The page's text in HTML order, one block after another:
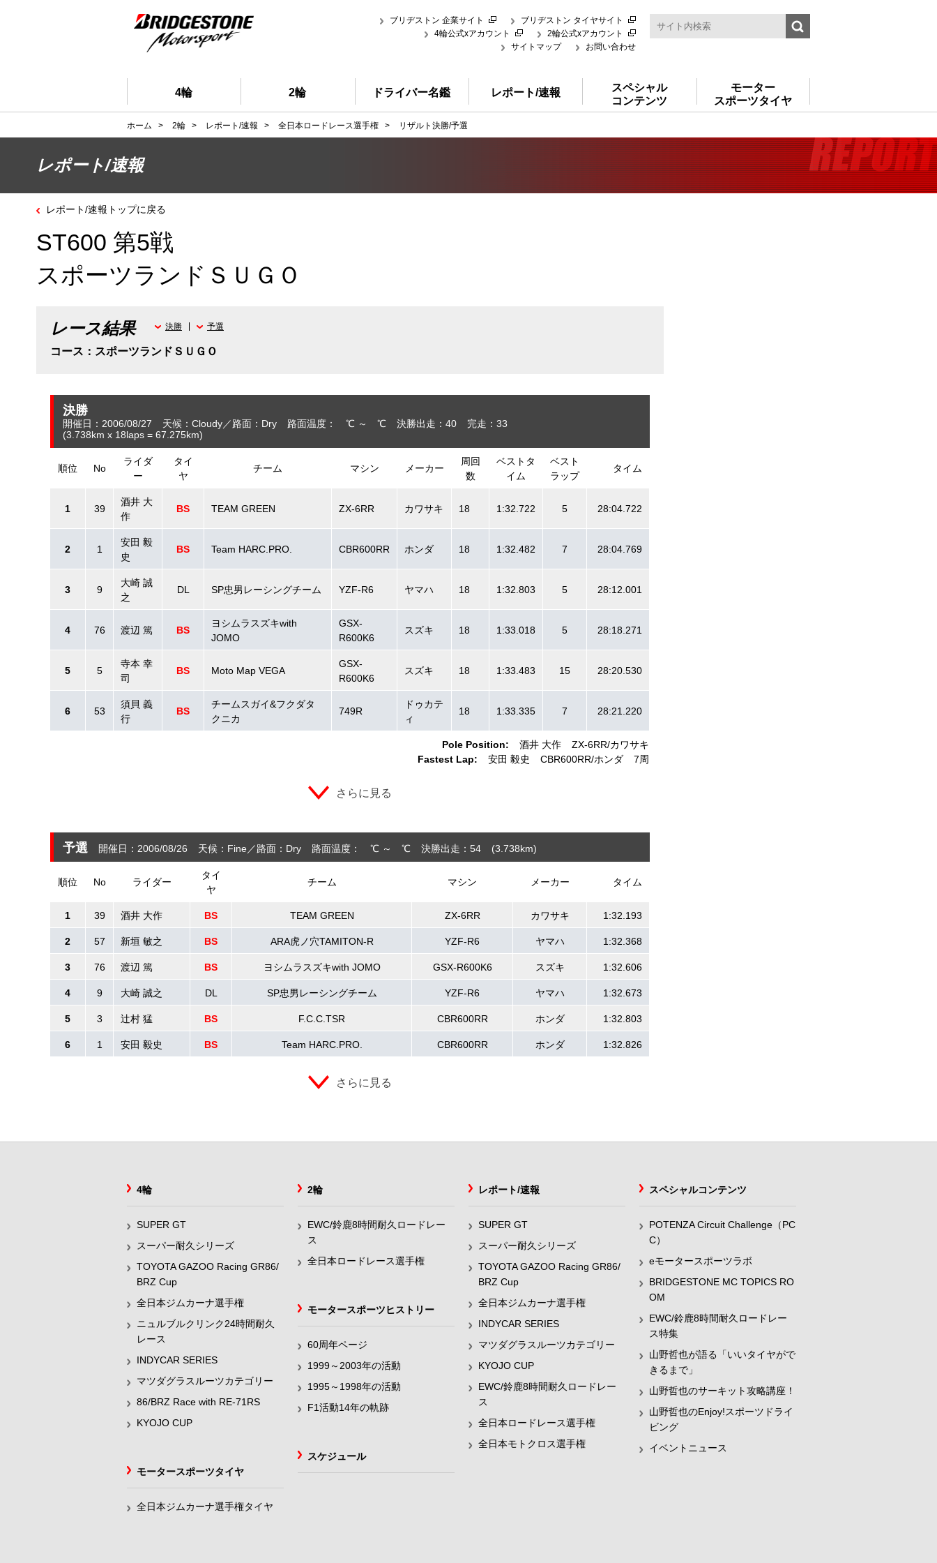
ブリヂストン 企業サイト
ブリヂストン タイヤサイト
4輪公式xアカウント
2輪公式xアカウント
サイトマップ
お問い合わせ
4輪 2輪 ドライバー名鑑 レポート/速報
スペシャル
コンテンツ
モーター
スポーツタイヤ
ホーム > 2輪 > レポート/速報 > 全日本ロードレース選手権 > リザルト決勝/予選
レポート/速報
レポート/速報トップに戻る
ST600 第5戦
スポーツランドＳＵＧＯ
レース結果
コース：スポーツランドＳＵＧＯ
決勝 予選
決勝
開催日：2006/08/27 天候：Cloudy 路面：Dry 路面温度： ℃ ～ ℃ 決勝出走：40
完走：33
(3.738km x 18laps = 67.275km)
順位 No
ライダ
ー
タイ
ヤ
チーム マシン メーカー
周回
数
ベストタ
イム
ベスト
ラップ
タイム
Pole Position: 酒井 大作 ZX-6RR カワサキ
Fastest Lap:
安田 毅史 CBR600RR ホンダ 7周
1 39
酒井 大
作
BS TEAM GREEN ZX-6RR カワサキ 18 1:32.722 5 28:04.722
2 1
安田 毅
史
BS Team HARC.PRO. CBR600RR ホンダ 18 1:32.482 7 28:04.769
3 9
大崎 誠
之
DL SP忠男レーシングチーム YZF-R6 ヤマハ 18 1:32.803 5 28:12.001
4 76 渡辺 篤 BS
ヨシムラスズキwith
JOMO
GSX-
R600K6
スズキ 18 1:33.018 5 28:18.271
5 5
寺本 幸
司
BS Moto Map VEGA
GSX-
R600K6
スズキ 18 1:33.483 15 28:20.530
6 53
須貝 義
行
BS
チームスガイ&フクダタ
クニカ
749R
ドゥカテ
ィ
18 1:33.335 7 28:21.220
さらに見る
予選 開催日：2006/08/26 天候：Fine 路面：Dry 路面温度： ℃ ～ ℃ 決勝出走：54 (3.738km)
順位 No ライダー
タイ
ヤ
チーム マシン メーカー タイム
1 39 酒井 大作 BS TEAM GREEN ZX-6RR カワサキ 1:32.193
2 57 新垣 敏之 BS ARA虎ノ穴TAMITON-R YZF-R6 ヤマハ 1:32.368
3 76 渡辺 篤 BS ヨシムラスズキwith JOMO GSX-R600K6 スズキ 1:32.606
4 9 大崎 誠之 DL SP忠男レーシングチーム YZF-R6 ヤマハ 1:32.673
5 3 辻村 猛 BS F.C.C.TSR CBR600RR ホンダ 1:32.803
6 1 安田 毅史 BS Team HARC.PRO. CBR600RR ホンダ 1:32.826
さらに見る
4輪
SUPER GT
スーパー耐久シリーズ
TOYOTA GAZOO Racing GR86/
BRZ Cup
全日本ジムカーナ選手権
ニュルブルクリンク24時間耐久
レース
INDYCAR SERIES
マツダグラスルーツカテゴリー
86/BRZ Race with RE-71RS
KYOJO CUP
2輪
EWC/鈴鹿8時間耐久ロードレー
ス
全日本ロードレース選手権
レポート/速報
SUPER GT
スーパー耐久シリーズ
TOYOTA GAZOO Racing GR86/
BRZ Cup
全日本ジムカーナ選手権
INDYCAR SERIES
マツダグラスルーツカテゴリー
KYOJO CUP
EWC/鈴鹿8時間耐久ロードレー
ス
全日本ロードレース選手権
全日本モトクロス選手権
スペシャルコンテンツ
POTENZA Circuit Challenge（PC
C）
eモータースポーツラボ
BRIDGESTONE MC TOPICS RO
OM
EWC/鈴鹿8時間耐久ロードレー
ス特集
山野哲也が語る「いいタイヤがで
きるまで」
山野哲也のサーキット攻略講座！
山野哲也のEnjoy!スポーツドライ
ビング
イベントニュース
モータースポーツヒストリー
60周年ページ
1999～2003年の活動
1995～1998年の活動
F1活動14年の軌跡
スケジュール
モータースポーツタイヤ
全日本ジムカーナ選手権タイヤ